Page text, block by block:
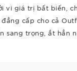
vi giá trị bất biến,
cấp cho cả
trọng, ắt hẳn